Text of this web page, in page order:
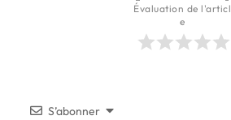
Évaluation de l'articl
e
S’abonner